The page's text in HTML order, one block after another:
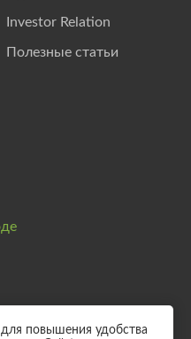
Investor Relation
Полезные статьи
повышения удобства